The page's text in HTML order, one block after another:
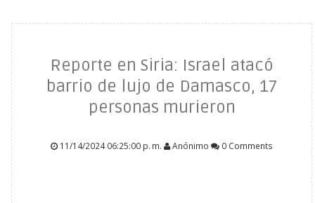
Reporte en Siria: Israel atacó
barrio de lujo de Damasco, 17
personas murieron
11/14/2024 06:25:00 p. m. Anónimo 0 Comments